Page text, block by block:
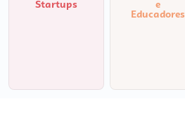
Startups e
Educadores